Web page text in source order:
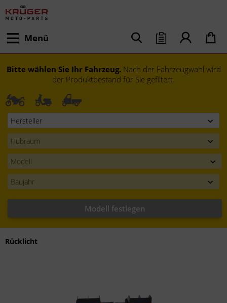
Menü
Bitte wählen Sie Ihr Fahrzeug. Nach der Fahrzeugwahl wird
der Produktbestand für Sie gefiltert.
Modell festlegen
Rücklicht